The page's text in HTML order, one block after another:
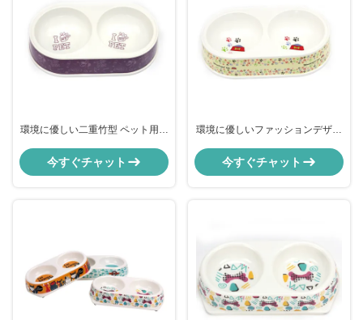
環境に優しい二重竹型 ペット用ポ
今すぐチャット
環境に優しいファッションデザイ
ットボウル
今すぐチャット